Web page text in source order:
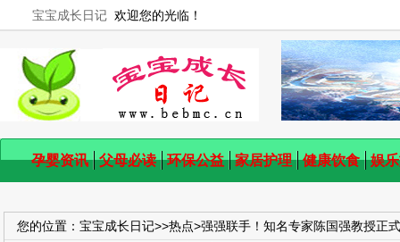
宝宝成长日记 欢迎您的光临！
孕婴资讯 父母必读 环保公益 家居护理 健康饮食 娱
您的位置： 宝宝成长日记>>热点>强强联手！知名专家陈国强教授正